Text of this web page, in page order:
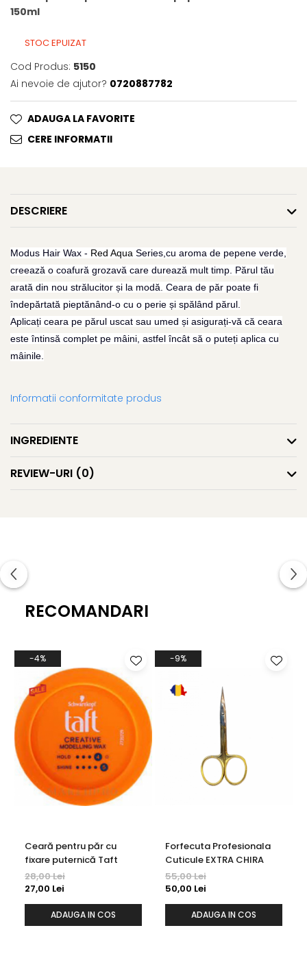
Fard pleoape
Tus de ochi
Mascara (rimel)
Gene false
Ser/Primer gene
Creion contur
Machiaj Sprancene
Creion sprancene
Fard sprancene
Gel fixare sprancene
Gel/tus sprancene
Mascara (rimel) sprancene
Creme/seruri ochi
Protectie solara
Produse Pentru Epilare
Accesorii depilare
Periute dinti
150ml
STOC EPUIZAT
Cod Produs: 5150
Ai nevoie de ajutor? 0720887782
ADAUGA LA FAVORITE
CERE INFORMATII
DESCRIERE
Modus Hair Wax - Red Aqua Series,cu aroma de pepene verde,
creează o coafură grozavă care durează mult timp. Părul tău
arată din nou strălucitor și la modă. Ceara de păr poate fi
îndepărtată pieptănând-o cu o perie și spălând părul.
Aplicați ceara pe părul uscat sau umed și asigurați-vă că ceara
este întinsă complet pe mâini, astfel încât să o puteți aplica cu
mâinile.
Informatii conformitate produs
INGREDIENTE
REVIEW-URI (0)
RECOMANDARI
-4%
Ceară pentru păr cu
fixare puternică Taft
28,00 Lei
27,00 Lei
ADAUGA IN COS
-9%
Forfecuta Profesionala
Cuticule EXTRA CHIRA
55,00 Lei
50,00 Lei
ADAUGA IN COS